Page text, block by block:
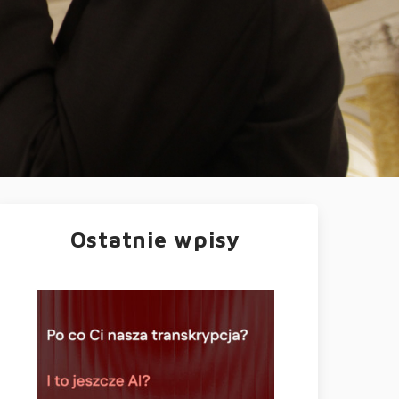
Ostatnie wpisy